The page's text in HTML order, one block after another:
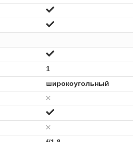
1
широкоугольный